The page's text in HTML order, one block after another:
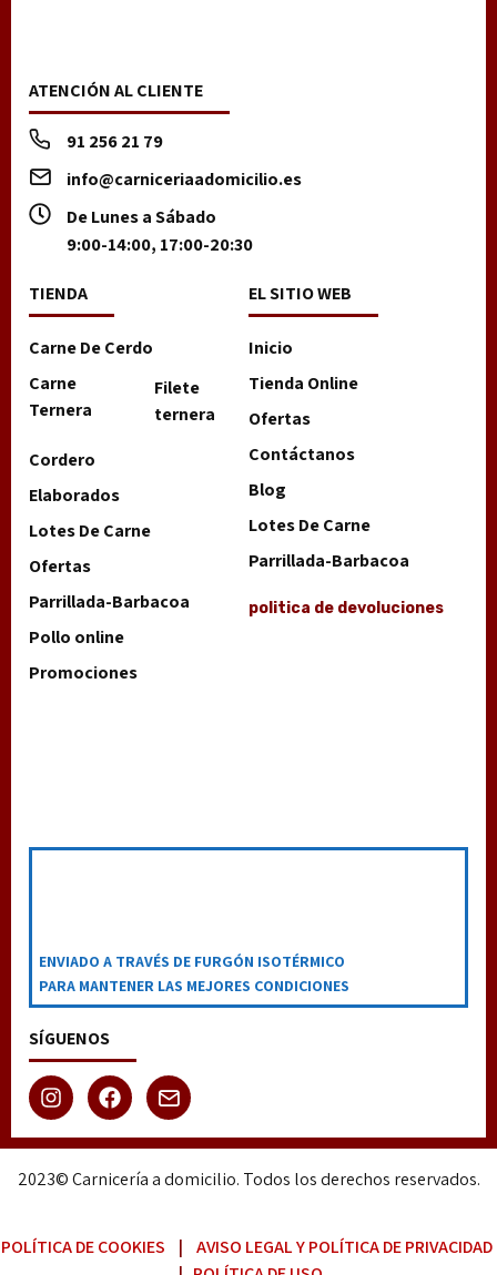
ATENCIÓN AL CLIENTE
91 256 21 79
info@carniceriaadomicilio.es
De Lunes a Sábado
9:00-14:00, 17:00-20:30
TIENDA
Carne De Cerdo
Carne
Ternera
Filete
ternera
Cordero
Elaborados
Lotes De Carne
Ofertas
Parrillada-Barbacoa
Pollo online
Promociones
EL SITIO WEB
Inicio
Tienda Online
Ofertas
Contáctanos
Blog
Lotes De Carne
Parrillada-Barbacoa
politica de devoluciones
ENVIADO A TRAVÉS DE FURGÓN ISOTÉRMICO
PARA MANTENER LAS MEJORES CONDICIONES
SÍGUENOS
2023© Carnicería a domicilio. Todos los derechos reservados.
POLÍTICA DE COOKIES | AVISO LEGAL Y POLÍTICA DE PRIVACIDAD